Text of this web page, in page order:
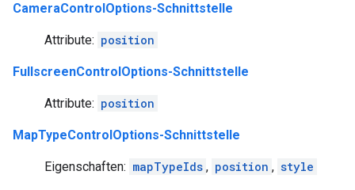
CameraControlOptions-Schnittstelle
Attribute: position
FullscreenControlOptions-Schnittstelle
Attribute: position
MapTypeControlOptions-Schnittstelle
Eigenschaften: mapTypeIds , position , style